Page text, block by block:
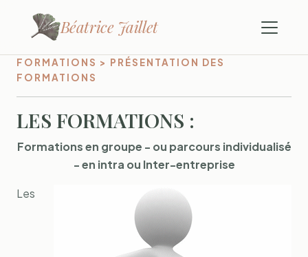
Béatrice Jaillet
FORMATIONS > PRÉSENTATION DES
FORMATIONS
LES FORMATIONS :
Formations en groupe - ou parcours individualisé
- en intra ou Inter-entreprise
Les